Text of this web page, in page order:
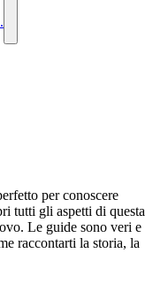
per conoscere
tutti gli aspetti di questa
Le guide sono veri e
raccontarti la storia, la